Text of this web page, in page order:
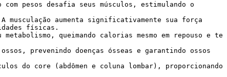
pesos desafia seus músculos, estimulando o
aumenta significativamente sua força
físicas.
queimando calorias mesmo em repouso e te
prevenindo doenças ósseas e garantindo ossos
do core (abdômen e coluna lombar), proporcionando